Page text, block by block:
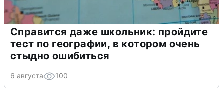
Справится даже школьник: пройдите
тест по географии, в котором очень
стыдно ошибиться
6 августа 100